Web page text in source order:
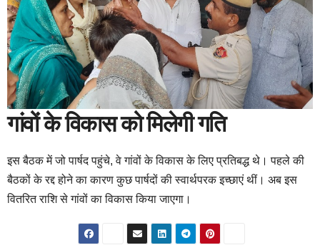
गांवों के विकास को मिलेगी गति
इस बैठक में जो पार्षद पहुंचे, वे गांवों के विकास के लिए प्रतिबद्ध थे। पहले की
बैठकों के रद्द होने का कारण कुछ पार्षदों की स्वार्थपरक इच्छाएं थीं। अब इस
वितरित राशि से गांवों का विकास किया जाएगा।